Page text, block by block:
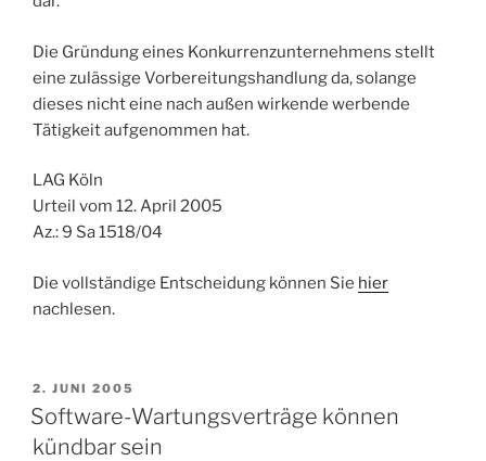
Die Gründung eines Konkurrenzunternehmens stellt
eine zulässige Vorbereitungshandlung da, solange
dieses nicht eine nach außen wirkende werbende
Tätigkeit aufgenommen hat.
LAG Köln
Urteil vom 12. April 2005
Az.: 9 Sa 1518/04
Die vollständige Entscheidung können Sie hier
nachlesen.
VERÖFFENTLICHT
AM
2. JUNI 2005
Software-Wartungsverträge können
kündbar sein